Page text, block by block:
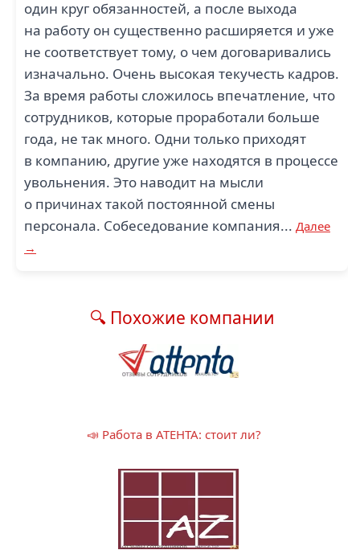
один круг обязанностей, а после выхода
на работу он существенно расширяется и уже
не соответствует тому, о чем договаривались
изначально. Очень высокая текучесть кадров.
За время работы сложилось впечатление, что
сотрудников, которые проработали больше
года, не так много. Одни только приходят
в компанию, другие уже находятся в процессе
увольнения. Это наводит на мысли
о причинах такой постоянной смены
персонала. Собеседование компания... Далее
→
🔍 Похожие компании
📣 Работа в АТЕНТА: стоит ли?